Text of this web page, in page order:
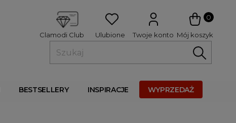
0
Mój koszyk
Twoje konto
Ulubione
Clamodi Club
BESTSELLERY INSPIRACJE WYPRZEDAŻ